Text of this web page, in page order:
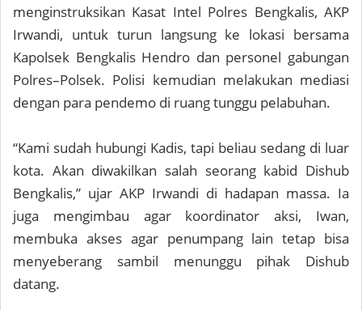
menginstruksikan Kasat Intel Polres Bengkalis, AKP
Irwandi, untuk turun langsung ke lokasi bersama
Kapolsek Bengkalis Hendro dan personel gabungan
Polres–Polsek. Polisi kemudian melakukan mediasi
dengan para pendemo di ruang tunggu pelabuhan.
“Kami sudah hubungi Kadis, tapi beliau sedang di luar
kota. Akan diwakilkan salah seorang kabid Dishub
Bengkalis,” ujar AKP Irwandi di hadapan massa. Ia
juga mengimbau agar koordinator aksi, Iwan,
membuka akses agar penumpang lain tetap bisa
menyeberang sambil menunggu pihak Dishub
datang.